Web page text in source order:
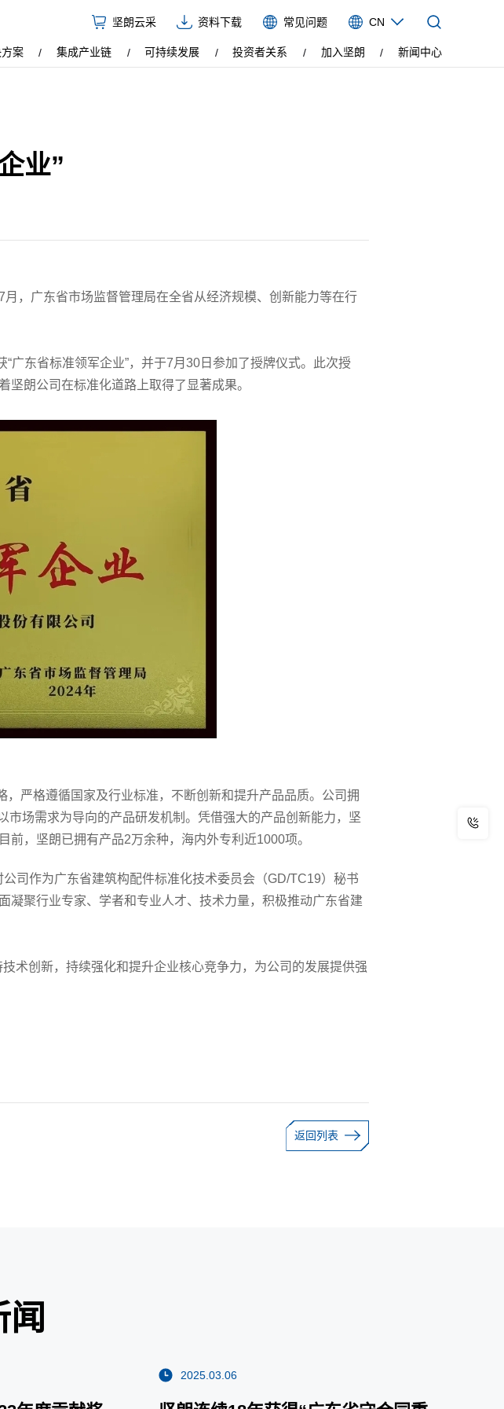
坚朗云采 资料下载 常见问题
CN
EN
案 集成产业链 可持续发展 投资者关系 加入坚朗 新闻中心
业”
，广东省市场监督管理局在全省从经济规模、创新能力等在行
东省标准领军企业”，并于7月30日参加了授牌仪式。此次授
朗公司在标准化道路上取得了显著成果。
严格遵循国家及行业标准，不断创新和提升产品品质。公司拥
场需求为导向的产品研发机制。凭借强大的产品创新能力，坚
，坚朗已拥有产品2万余种，海内外专利近1000项。
作为广东省建筑构配件标准化技术委员会（GD/TC19）秘书
凝聚行业专家、学者和专业人才、技术力量，积极推动广东省建
术创新，持续强化和提升企业核心竞争力，为公司的发展提供强
返回列表
2025.03.06